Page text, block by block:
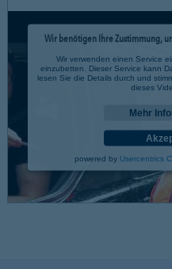
Wir benötigen Ihre Zustimmung,
Wir verwenden einen Service
einzubetten. Dieser Service kann
lesen Sie die Details durch und
dieses
Mehr
powered by Usercentrics